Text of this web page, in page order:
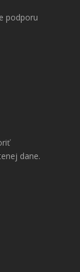
podporu
dane.